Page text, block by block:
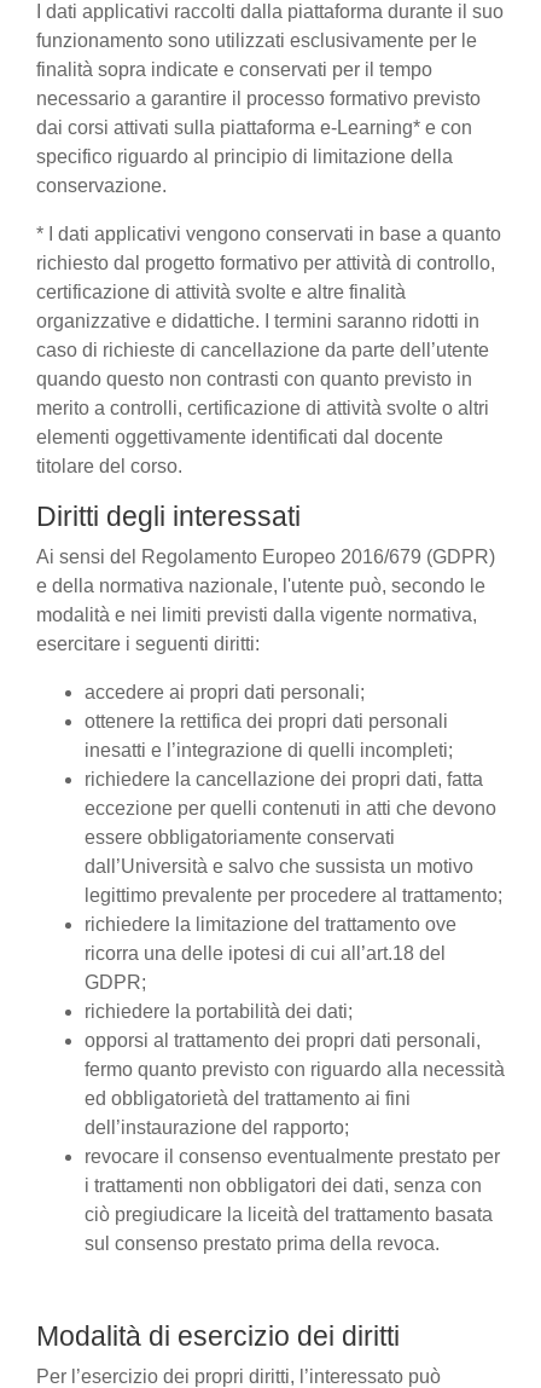
I dati applicativi raccolti dalla piattaforma durante il suo
funzionamento sono utilizzati esclusivamente per le
finalità sopra indicate e conservati per il tempo
necessario a garantire il processo formativo previsto
dai corsi attivati sulla piattaforma e-Learning* e con
specifico riguardo al principio di limitazione della
conservazione.
* I dati applicativi vengono conservati in base a quanto
richiesto dal progetto formativo per attività di controllo,
certificazione di attività svolte e altre finalità
organizzative e didattiche. I termini saranno ridotti in
caso di richieste di cancellazione da parte dell’utente
quando questo non contrasti con quanto previsto in
merito a controlli, certificazione di attività svolte o altri
elementi oggettivamente identificati dal docente
titolare del corso.
Diritti degli interessati
Ai sensi del Regolamento Europeo 2016/679 (GDPR)
e della normativa nazionale, l'utente può, secondo le
modalità e nei limiti previsti dalla vigente normativa,
esercitare i seguenti diritti:
accedere ai propri dati personali;
ottenere la rettifica dei propri dati personali
inesatti e l’integrazione di quelli incompleti;
richiedere la cancellazione dei propri dati, fatta
eccezione per quelli contenuti in atti che devono
essere obbligatoriamente conservati
dall’Università e salvo che sussista un motivo
legittimo prevalente per procedere al trattamento;
richiedere la limitazione del trattamento ove
ricorra una delle ipotesi di cui all’art.18 del
GDPR;
richiedere la portabilità dei dati;
opporsi al trattamento dei propri dati personali,
fermo quanto previsto con riguardo alla necessità
ed obbligatorietà del trattamento ai fini
dell’instaurazione del rapporto;
revocare il consenso eventualmente prestato per
i trattamenti non obbligatori dei dati, senza con
ciò pregiudicare la liceità del trattamento basata
sul consenso prestato prima della revoca.
Modalità di esercizio dei diritti
Per l’esercizio dei propri diritti, l’interessato può